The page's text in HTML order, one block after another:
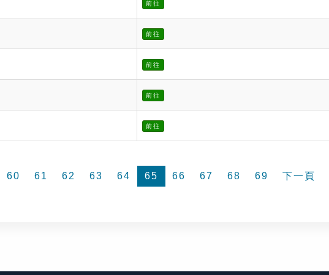
前往
前往
前往
前往
前往
60 61 62 63 64 65 66 67 68 69 下一頁